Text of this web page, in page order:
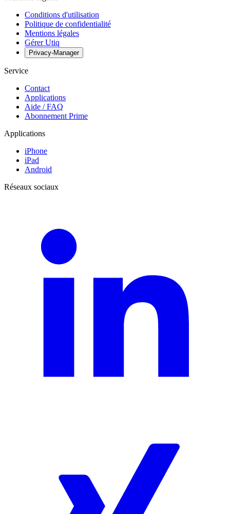
Conditions d'utilisation
Politique de confidentialité
Mentions légales
Gérer Utiq
Privacy-Manager
Service
Contact
Applications
Aide / FAQ
Abonnement Prime
Applications
iPhone
iPad
Android
Réseaux sociaux